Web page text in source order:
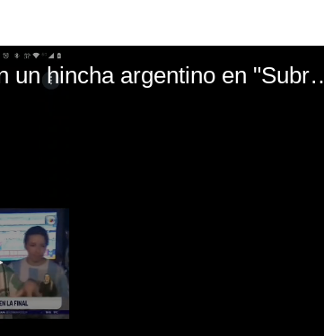
El mal momento de Yanina